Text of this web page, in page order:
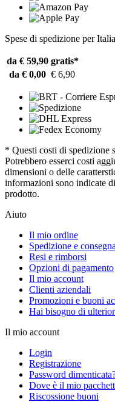
Spese di spedizione per Italia
da € 59,90 gratis*
da € 0,00 € 6,90
* Questi costi di spedizione
Potrebbero esserci costi
dimensioni o delle
informazioni sono indicate
prodotto.
Aiuto
Il mio ordine
Spedizione e consegna
Resi e rimborsi
Opzioni di pagamento
Il mio account
Clienti aziendali
Promozioni e buoni
Hai bisogno di
Il mio account
Login
Registrazione
Password
Dove è il mio
Riscossione buoni